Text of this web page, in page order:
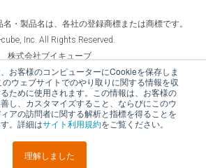
お客様のコンピューターにCookieを保存しま
ウェブサイトでのやり取りに関する情報を収
ために使用されます。この情報は、お客様の
し、カスタマイズすること、ならびにこのウ
アの訪問者に関する解析と指標を得ることを
。詳細はサイト利用規約をご覧ください。
理解しました
・製品名は、各社の登録商標または商標です。
Inc. All Rights Reserved.
株式会社ブイキューブ
Follow Us